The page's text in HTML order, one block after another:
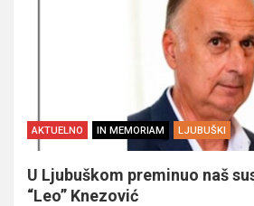
AKTUELNO IN MEMORIAM LJUBUŠKI
U Ljubuškom preminuo naš
“Leo” Knezović